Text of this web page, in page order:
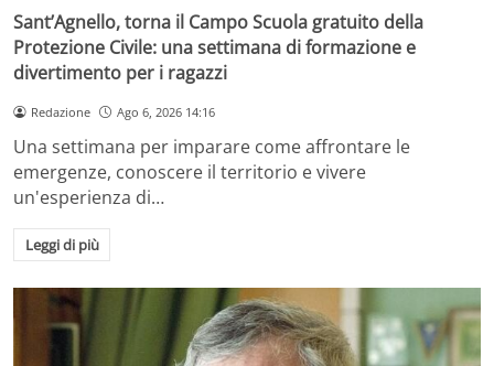
Sant’Agnello, torna il Campo Scuola gratuito della
Protezione Civile: una settimana di formazione e
divertimento per i ragazzi
Redazione Ago 6, 2026 14:16
Una settimana per imparare come affrontare le
emergenze, conoscere il territorio e vivere
un'esperienza di…
Leggi di più